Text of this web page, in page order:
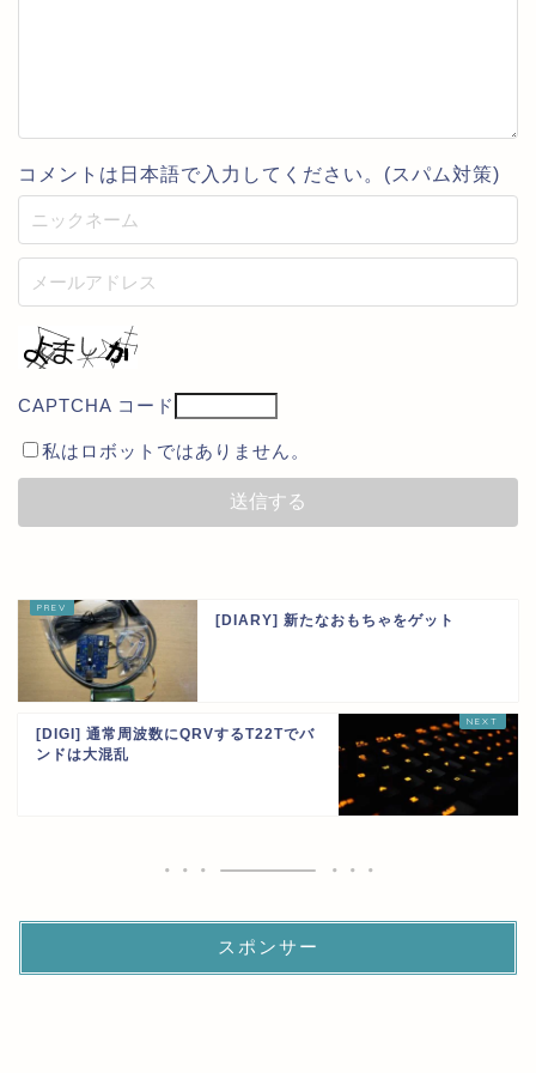
コメントは日本語で入力してください。(スパム対策)
CAPTCHA コード
私はロボットではありません。
[DIARY] 新たなおもちゃをゲット
[DIGI] 通常周波数にQRVするT22Tでバ
ンドは大混乱
スポンサー